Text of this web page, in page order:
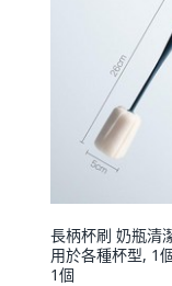
長柄杯刷 奶瓶清
用於各種杯型, 1
1個